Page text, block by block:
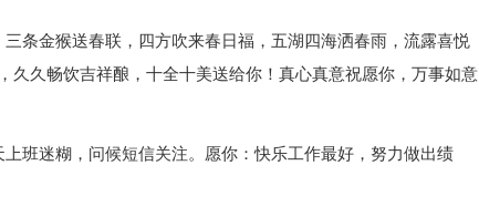
条金猴送春联，四方吹来春日福，五湖四海洒春雨，流露喜悦
久久畅饮吉祥酿，十全十美送给你！真心真意祝愿你，万事如意
班迷糊，问候短信关注。愿你：快乐工作最好，努力做出绩